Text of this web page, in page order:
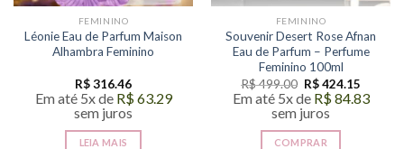
FEMININO
Léonie Eau de Parfum Maison
Alhambra Feminino
R$316.46
Em até 5x de R$63.29
sem juros
LEIA MAIS
FEMININO
Souvenir Desert Rose Afnan
Eau de Parfum – Perfume
Feminino 100ml
R$499.00 O
preço
original
era:
R$ 499.00.
R$424.15
preço
atual
Em até 5x de R$84.83
sem juros
COMPRAR